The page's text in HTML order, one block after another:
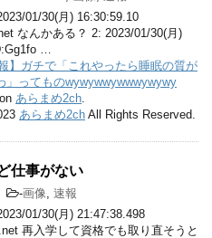
01/30(月) 16:30:59.10
なんかある？ 2: 2023/01/30(月)
…
報】ガチで「これやったら睡眠の質が
」ってものwywywwywwwywywy
あらまめ2ch
あらまめ2ch All Rights Reserved.
仕事がない
-画像 速報
01/30(月) 21:47:38.498
再入学して資格でも取り直そうと